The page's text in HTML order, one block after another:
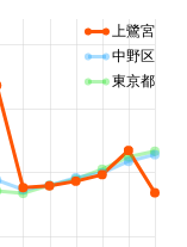
上鷺宮
中野区
東京都